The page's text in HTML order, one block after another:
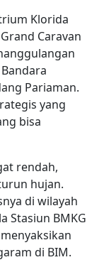
Klorida
Caravan
Pariaman.
yang
bisa
rendah,
hujan.
di wilayah
Stasiun BMKG
di BIM.